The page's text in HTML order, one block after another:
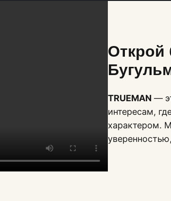
Открой
TRUEMAN —
интересам,
характером.